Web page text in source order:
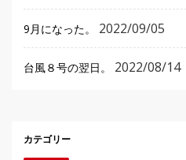
9月になった。 2022/09/05
台風８号の翌日。 2022/08/14
カテゴリー